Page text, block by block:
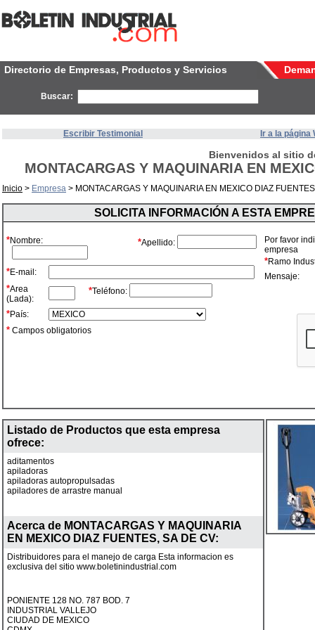
Directorio de Empresas, Productos y Servicios
Buscar:
Escribir Testimonial Ir a la página
Bienvenidos al sitio
MONTACARGAS Y MAQUINARIA EN
Inicio > Empresa > MONTACARGAS Y MAQUINARIA EN MEXICO DIAZ
SOLICITA INFORMACIÓN A ESTA
*Nombre: *Apellido:
*E-mail:
*Area
(Lada):
*Teléfono:
*País:
* Campos obligatorios
Por favor
empresa
*Ramo
Mensaje:
Listado de Productos que esta empresa
ofrece:
aditamentos
apiladoras
apiladoras autopropulsadas
apiladores de arrastre manual
Acerca de MONTACARGAS Y MAQUINARIA
EN MEXICO DIAZ FUENTES, SA DE CV:
Distribuidores para el manejo de carga Esta informacion es
exclusiva del sitio www.boletinindustrial.com
PONIENTE 128 NO. 787 BOD. 7
INDUSTRIAL VALLEJO
CIUDAD DE MEXICO